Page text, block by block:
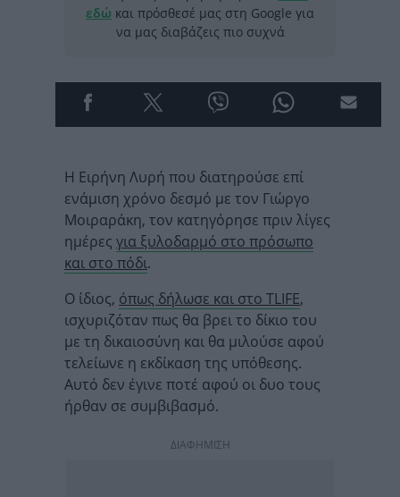
εδώ και πρόσθεσέ μας στη Google για
να μας διαβάζεις πιο συχνά
Η Ειρήνη Λυρή που διατηρούσε επί
ενάμιση χρόνο δεσμό με τον Γιώργο
Μοιραράκη, τον κατηγόρησε πριν λίγες
ημέρες για ξυλοδαρμό στο πρόσωπο
και στο πόδι.
Ο ίδιος, όπως δήλωσε και στο TLIFE,
ισχυριζόταν πως θα βρει το δίκιο του
με τη δικαιοσύνη και θα μιλούσε αφού
τελείωνε η εκδίκαση της υπόθεσης.
Αυτό δεν έγινε ποτέ αφού οι δυο τους
ήρθαν σε συμβιβασμό.
ΔΙΑΦΗΜΙΣΗ